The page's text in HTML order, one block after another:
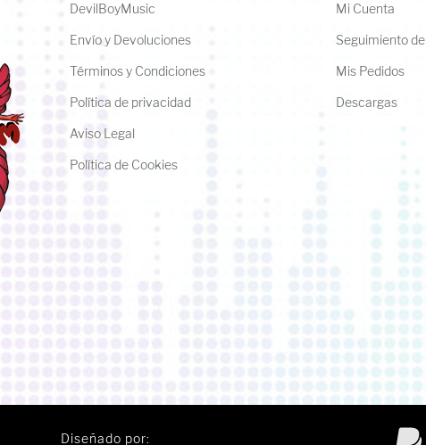
DevilBoyMusic
Envío y Devoluciones
Términos y Condiciones
Política de privacidad
Aviso Legal
Política de Cookies
Mi Cuenta
Seguimiento
Mis Pedidos
Descargas
Diseñado por: